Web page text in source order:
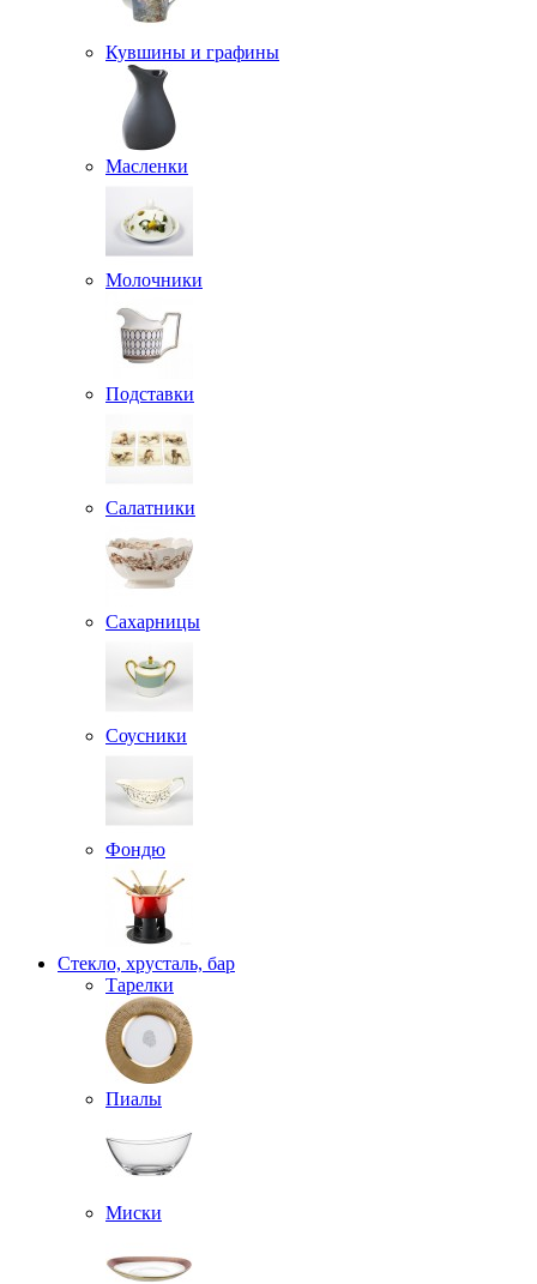
Кувшины и графины
Масленки
Молочники
Подставки
Салатники
Сахарницы
Соусники
Фондю
Стекло, хрусталь, бар
Тарелки
Пиалы
Миски